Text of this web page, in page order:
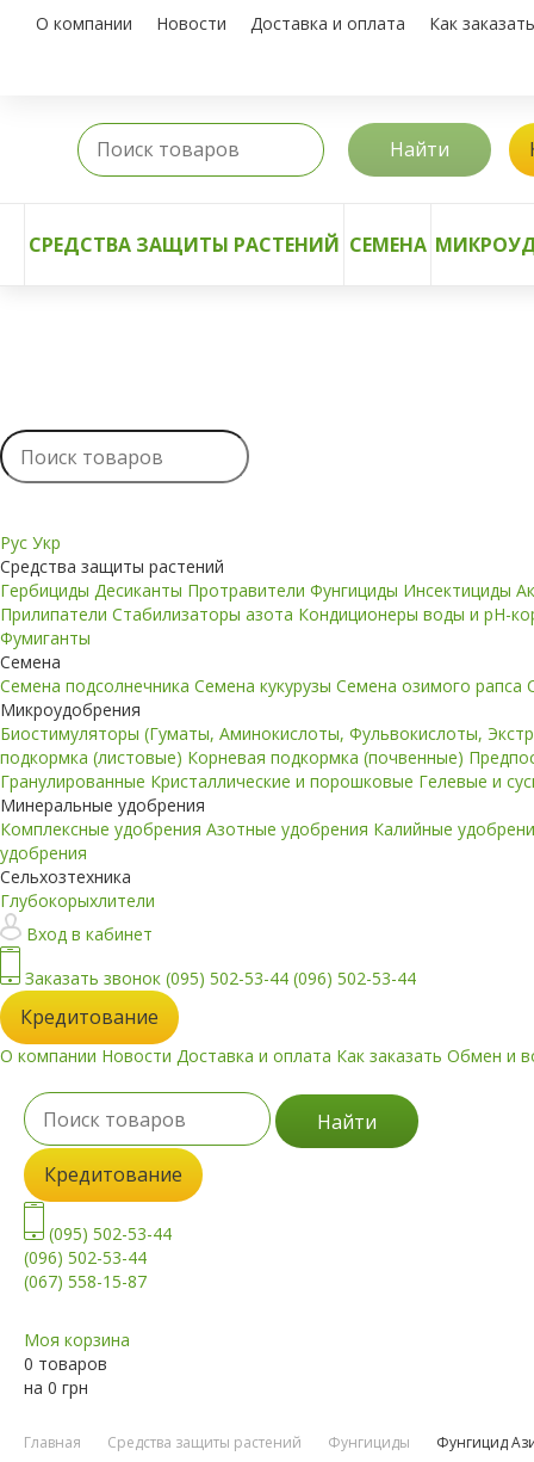
О компании Новости Доставка и оплата Как заказать
Найти
СРЕДСТВА ЗАЩИТЫ РАСТЕНИЙ СЕМЕНА
Рус Укр
Средства защиты растений
Гербициды Десиканты Протравители Фунгициды Инсектициды
Прилипатели Стабилизаторы азота Кондиционеры воды и pH-
Фумиганты
Семена
Семена подсолнечника Семена кукурузы Семена озимого рапса
Микроудобрения
Биостимуляторы (Гуматы, Аминокислоты, Фульвокислоты,
подкормка (листовые) Корневая подкормка (почвенные)
Гранулированные Кристаллические и порошковые Гелевые и
Минеральные удобрения
Комплексные удобрения Азотные удобрения Калийные
удобрения
Сельхозтехника
Глубокорыхлители
Вход в кабинет
Заказать звонок (095) 502-53-44 (096) 502-53-44
Кредитование
О компании Новости Доставка и оплата Как заказать Обмен и
Найти
Кредитование
(095) 502-53-44
(096) 502-53-44
(067) 558-15-87
Моя корзина
0 товаров
на 0 грн
Главная Средства защиты растений Фунгициды Фунгицид